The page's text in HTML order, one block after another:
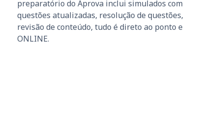
preparatório do Aprova inclui simulados com
questões atualizadas, resolução de questões,
revisão de conteúdo, tudo é direto ao ponto e
ONLINE.